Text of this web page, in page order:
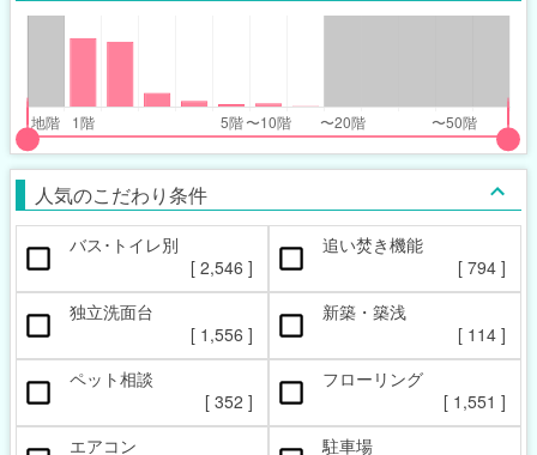
人気のこだわり条件
バス･トイレ別
[ 2,546 ]
追い焚き機能
[ 794 ]
独立洗面台
[ 1,556 ]
新築・築浅
[ 114 ]
ペット相談
[ 352 ]
フローリング
[ 1,551 ]
エアコン
駐車場